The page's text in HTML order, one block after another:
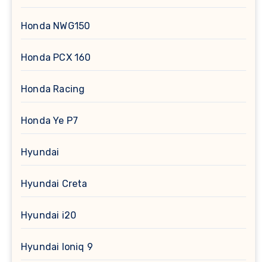
Honda NWG150
Honda PCX 160
Honda Racing
Honda Ye P7
Hyundai
Hyundai Creta
Hyundai i20
Hyundai Ioniq 9